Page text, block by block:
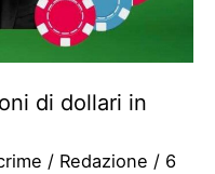
di dollari in
/ Redazione / 6